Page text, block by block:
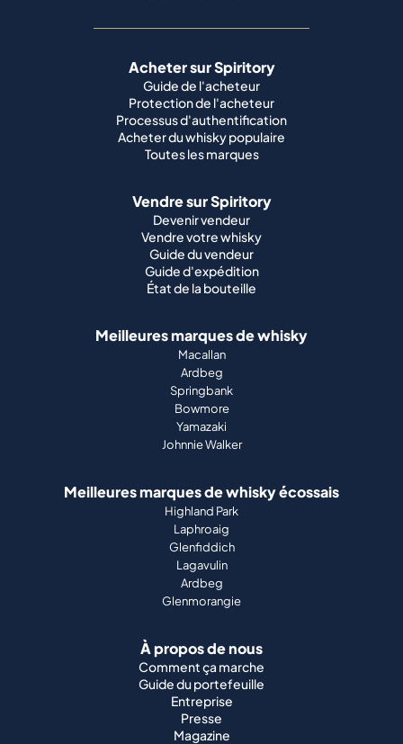
Acheter sur Spiritory
Guide de l'acheteur
Protection de l'acheteur
Processus d'authentification
Acheter du whisky populaire
Toutes les marques
Vendre sur Spiritory
Devenir vendeur
Vendre votre whisky
Guide du vendeur
Guide d'expédition
État de la bouteille
Meilleures marques de whisky
Macallan
Ardbeg
Springbank
Bowmore
Yamazaki
Johnnie Walker
Meilleures marques de whisky écossais
Highland Park
Laphroaig
Glenfiddich
Lagavulin
Ardbeg
Glenmorangie
À propos de nous
Comment ça marche
Guide du portefeuille
Entreprise
Presse
Magazine